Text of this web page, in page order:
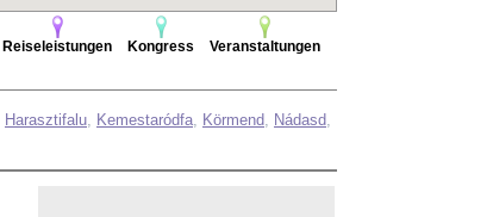
Reiseleistungen Kongress Veranstaltungen
Harasztifalu, Kemestaródfa, Körmend, Nádasd,